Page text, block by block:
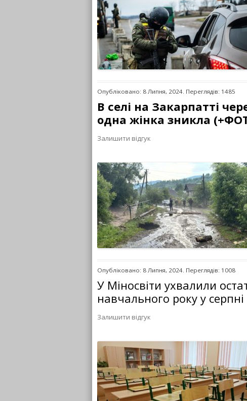
Опубліковано: 8 Липня, 2024. Переглядів: 1485
В селі на Закарпатті
одна жінка зникла
Залишити відгук
Опубліковано: 8 Липня, 2024. Переглядів: 1008
У Міносвіти ухвалили
навчального року у серпні
Залишити відгук